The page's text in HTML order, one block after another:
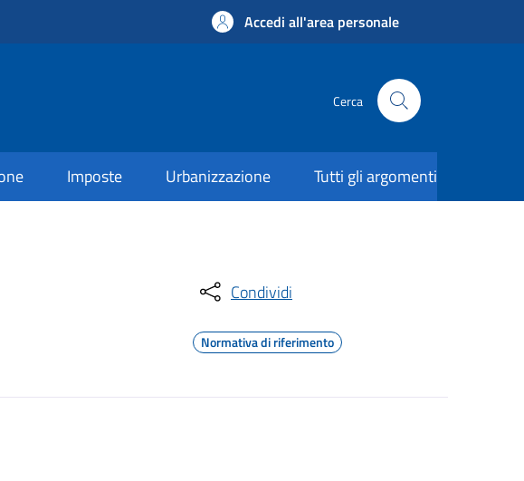
Accedi all'area personale
Cerca
Imposte Urbanizzazione Tutti gli argomenti
Condividi
Normativa di riferimento